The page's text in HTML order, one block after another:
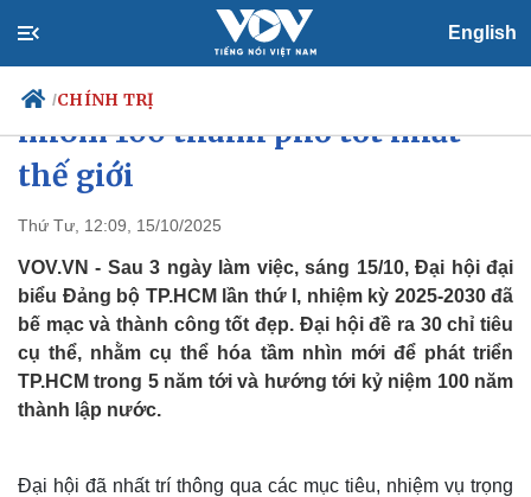
English
/CHÍNH TRỊ
Chính trị
Tổ chức nhân sự
Quốc hội
Nhận diện sự thật
Tin 24h
Dự báo thời tiết
Giáo dục
Dấu ấn VOV
Việc làm
Biển đảo
TP.HCM đặt mục tiêu nằm trong
nhóm 100 thành phố tốt nhất
thế giới
Thứ Tư, 12:09, 15/10/2025
VOV.VN - Sau 3 ngày làm việc, sáng 15/10, Đại hội đại
biểu Đảng bộ TP.HCM lần thứ I, nhiệm kỳ 2025-2030 đã
bế mạc và thành công tốt đẹp. Đại hội đề ra 30 chỉ tiêu
cụ thể, nhằm cụ thể hóa tầm nhìn mới để phát triển
TP.HCM trong 5 năm tới và hướng tới kỷ niệm 100 năm
thành lập nước.
Đại hội đã nhất trí thông qua các mục tiêu, nhiệm vụ trọng